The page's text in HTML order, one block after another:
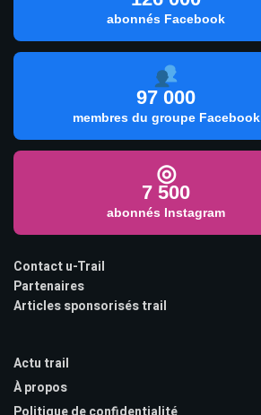
abonnés Facebook
97 000
membres du groupe Facebook
◎
7 500
abonnés Instagram
Contact u-Trail
Partenaires
Articles sponsorisés trail
Actu trail
À propos